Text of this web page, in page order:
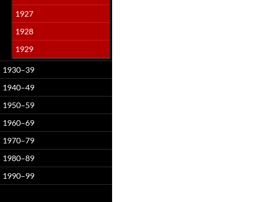
1927
1928
1929
1930–39
1940–49
1950–59
1960–69
1970–79
1980–89
1990–99